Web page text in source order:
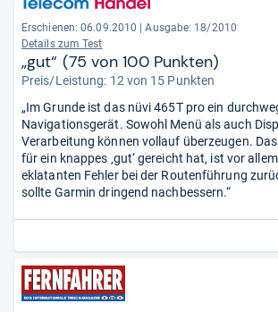
Erschienen: 06.09.2010
Ausgabe: 18/2010
Details zum Test
„gut“ (75 von 100 Punkten)
Preis/Leistung: 12 von 15 Punkten
„Im Grunde ist das nüvi 465T pro ein
Navigationsgerät. Sowohl Menü als auch
Verarbeitung können vollauf überzeugen.
für ein knappes ‚gut‘ gereicht hat, ist vor
eklatanten Fehler bei der Routenführung
sollte Garmin dringend nachbessern.“